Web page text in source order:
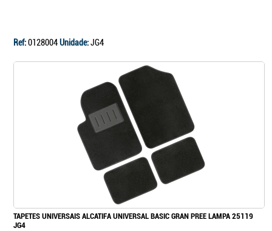
Ref:0128004Unidade:JG4
TAPETES UNIVERSAIS ALCATIFA UNIVERSAL BASIC GRAN PREE LAMPA 25119
JG4
Continuar a comprar